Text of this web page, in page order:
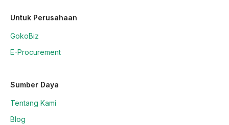
Untuk Perusahaan
GokoBiz
E-Procurement
Sumber Daya
Tentang Kami
Blog